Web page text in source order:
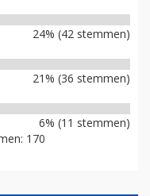
24% (42 stemmen)
21% (36 stemmen)
6% (11 stemmen)
170